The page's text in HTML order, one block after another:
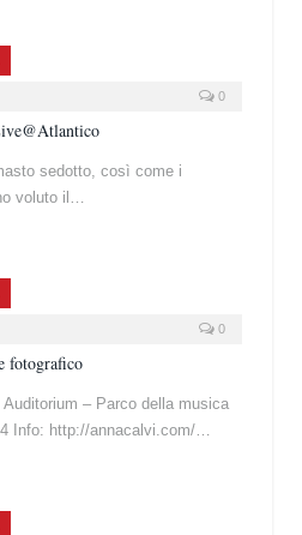
0
sedotto, così come i
voluto il…
0
fotografico
– Parco della musica
Info: http://annacalvi.com/…